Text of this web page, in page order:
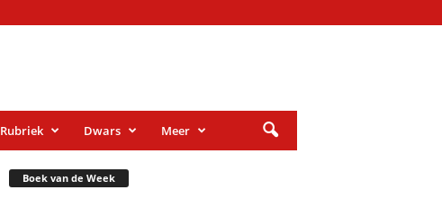
Rubriek Dwars Meer
Boek van de Week